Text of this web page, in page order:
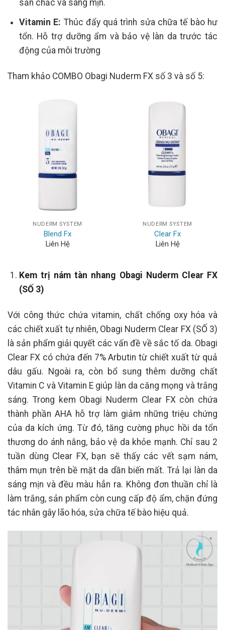
săn chắc và sáng mịn.
Vitamin E: Thúc đẩy quá trình sửa chữa tế bào hư
tổn. Hỗ trợ dưỡng ẩm và bảo vệ làn da trước tác
động của môi trường
Tham khảo COMBO Obagi Nuderm FX số 3 và số 5:
NUDERM SYSTEM
Blend Fx
Liên Hệ
NUDERM SYSTEM
Clear Fx
Liên Hệ
Kem trị nám tàn nhang Obagi Nuderm Clear FX
(SỐ 3)
Với công thức chứa vitamin, chất chống oxy hóa và
các chiết xuất tự nhiên, Obagi Nuderm Clear FX (SỐ 3)
là sản phẩm giải quyết các vấn đề về sắc tố da. Obagi
Clear FX có chứa đến 7% Arbutin từ chiết xuất từ quả
dâu gấu. Ngoài ra, còn bổ sung thêm dưỡng chất
Vitamin C và Vitamin E giúp làn da căng mọng và trắng
sáng. Trong kem Obagi Nuderm Clear FX còn chứa
thành phần AHA hỗ trợ làm giảm những triệu chứng
của da kích ứng. Từ đó, tăng cường phục hồi da tổn
thương do ánh nắng, bảo vệ da khỏe mạnh. Chỉ sau 2
tuần dùng Clear FX, bạn sẽ thấy các vết sạm nám,
thâm mụn trên bề mặt da dần biến mất. Trả lại làn da
sáng mịn và đều màu hẳn ra. Không đơn thuần chỉ là
làm trắng, sản phẩm còn cung cấp độ ẩm, chặn đứng
tác nhân gây lão hóa, sửa chữa tế bào hiệu quả.